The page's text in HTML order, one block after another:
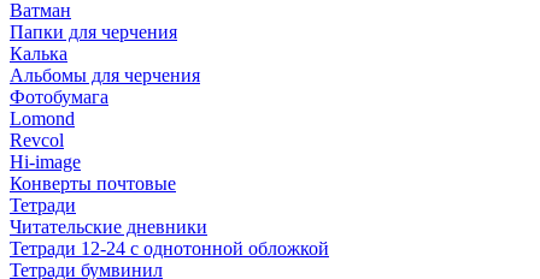
Ватман
Папки для черчения
Калька
Альбомы для черчения
Фотобумага
Lomond
Revcol
Hi-image
Конверты почтовые
Тетради
Читательские дневники
Тетради 12-24 с однотонной обложкой
Тетради бумвинил